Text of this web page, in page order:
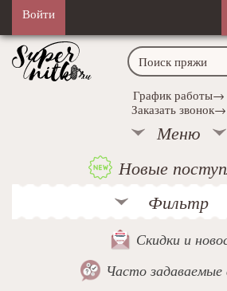
Войти
График работы→
Заказать звонок→
Меню
Новые
Фильтр
Скидки и
Часто задаваемые